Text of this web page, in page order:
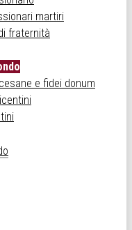
martiri
fraternità
e fidei donum